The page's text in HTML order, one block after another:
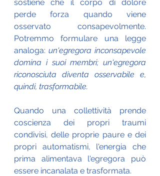
sostiene che il corpo di dolore
perde forza quando viene
osservato consapevolmente.
Potremmo formulare una legge
analoga: un'egregora inconsapevole
domina i suoi membri; un'egregora
riconosciuta diventa osservabile e,
quindi, trasformabile.
Quando una collettività prende
coscienza dei propri traumi
condivisi, delle proprie paure e dei
propri automatismi, l'energia che
prima alimentava l'egregora può
essere incanalata e trasformata.